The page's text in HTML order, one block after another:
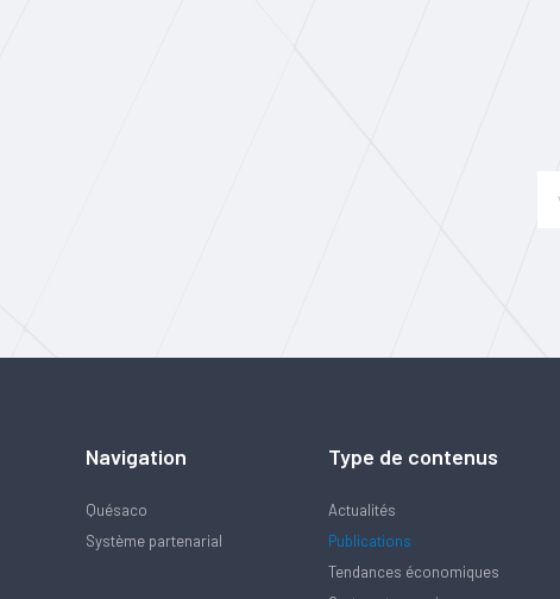
Navigation
Quésaco
Système partenarial
Type de contenus
Actualités
Publications
Tendances économiques